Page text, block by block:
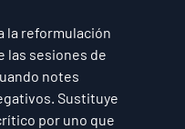
la reformulación
las sesiones de
notes
Sustituye
por uno que